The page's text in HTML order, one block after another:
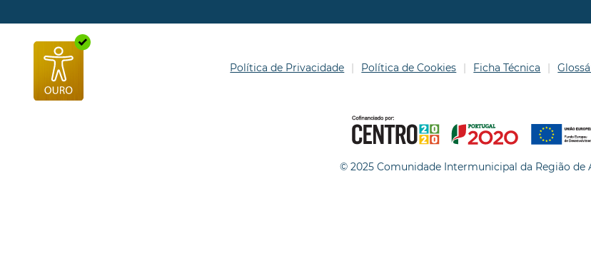
Política de Privacidade Política de Cookies Ficha Técnica
© 2025 Comunidade Intermunicipal da Região de